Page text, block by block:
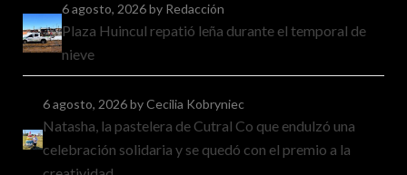
6 agosto, 2026by Redacción
Plaza Huincul repatió leña durante el temporal de
nieve
6 agosto, 2026by Cecilia Kobryniec
Natasha, la pastelera de Cutral Co que endulzó una
celebración solidaria y se quedó con el premio a la